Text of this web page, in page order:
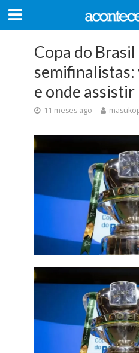
Copa do
semifinalistas:
e onde assistir
11 meses ago